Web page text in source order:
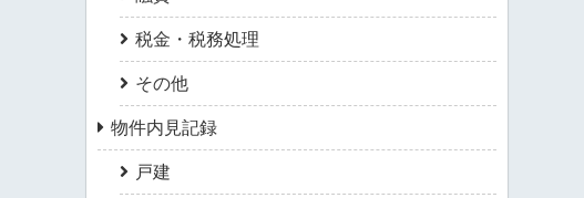
税金・税務処理
その他
物件内見記録
戸建